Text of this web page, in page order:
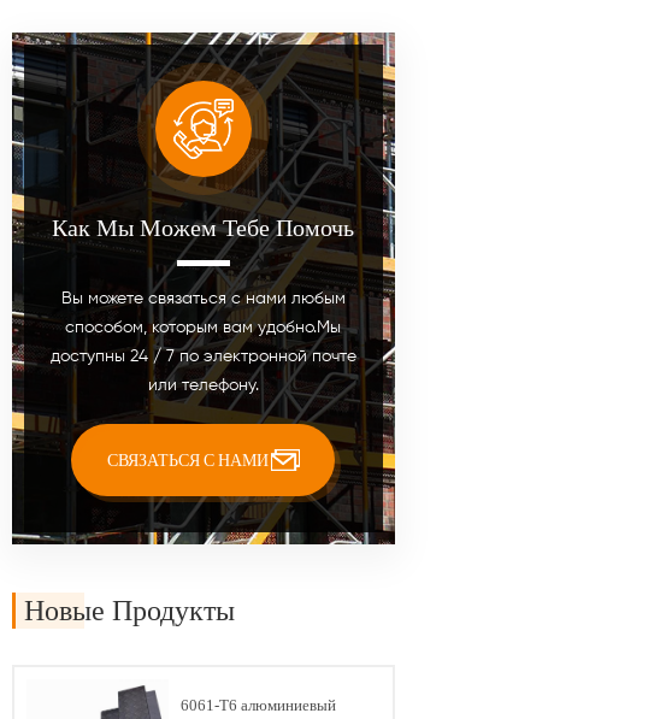
Как Мы Можем Тебе Помочь
Вы можете связаться с нами любым
способом, которым вам удобно.Мы
доступны 24 / 7 по электронной почте
или телефону.
СВЯЗАТЬСЯ С НАМИ
Новые Продукты
6061-T6 алюминиевый